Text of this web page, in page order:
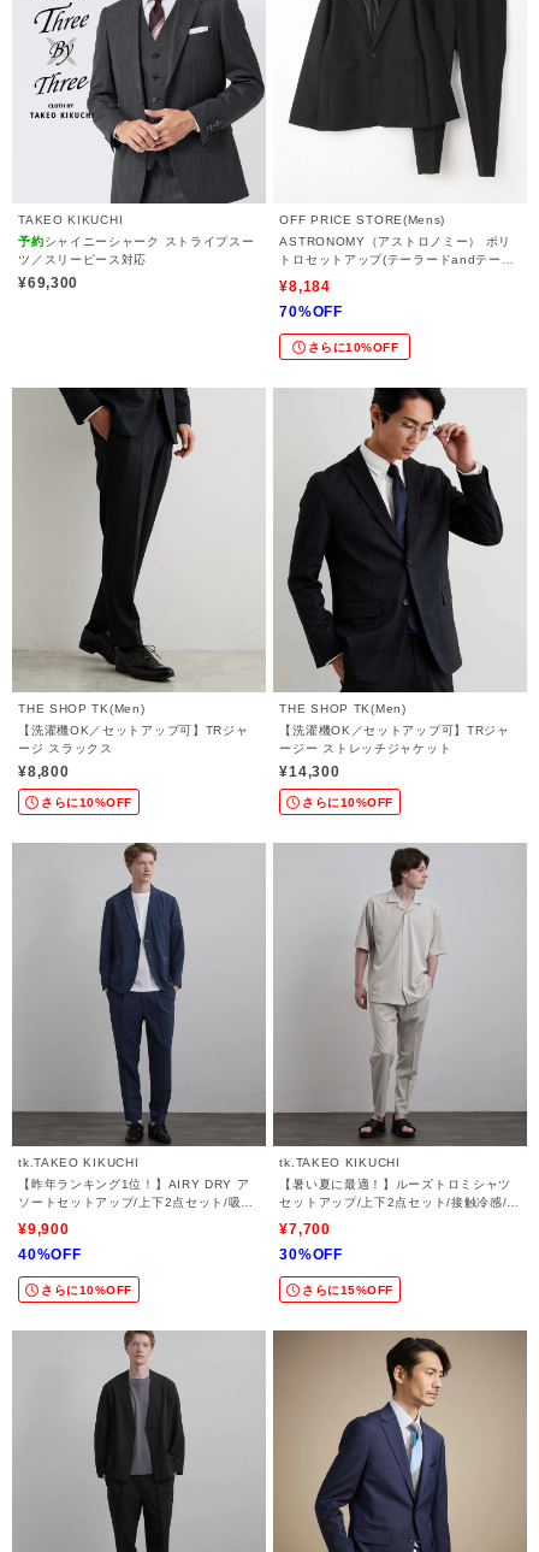
TAKEO KIKUCHI
予約シャイニーシャーク ストライプスー
ツ／スリーピース対応
¥69,300
OFF PRICE STORE(Mens)
ASTRONOMY（アストロノミー） ポリ
トロセットアップ(テーラードandテーパ
¥8,184
70%OFF
さらに10%OFF
THE SHOP TK(Men)
【洗濯機OK／セットアップ可】TRジャ
ージ スラックス
¥8,800
さらに10%OFF
THE SHOP TK(Men)
【洗濯機OK／セットアップ可】TRジャ
ージー ストレッチジャケット
¥14,300
さらに10%OFF
tk.TAKEO KIKUCHI
【昨年ランキング1位！】AIRY DRY ア
ソートセットアップ/上下2点セット/吸水
シングルジャケット/ダブルジャケット/ワ
イドテーパードパンツ
¥9,900
40%OFF
さらに10%OFF
tk.TAKEO KIKUCHI
【暑い夏に最適！】ルーズトロミシャツ
セットアップ/上下2点セット/接触冷感/ス
ワイドテーパードパンツ
¥7,700
30%OFF
さらに15%OFF